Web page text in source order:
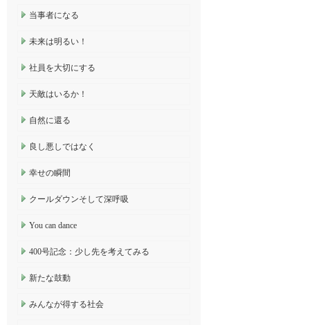
当事者になる
未来は明るい！
社員を大切にする
天敵はいるか！
自然に還る
良し悪しではなく
幸せの瞬間
クールダウンそして深呼吸
You can dance
400号記念：少し先を考えてみる
新たな鼓動
みんなが得する社会